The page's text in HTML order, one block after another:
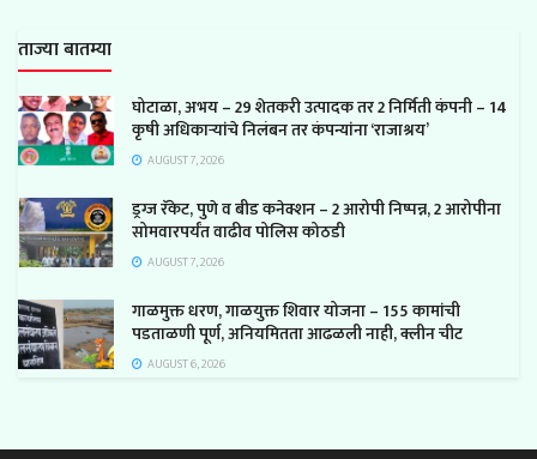
ताज्या बातम्या
घोटाळा, अभय – 29 शेतकरी उत्पादक तर 2 निर्मिती कंपनी – 14
कृषी अधिकाऱ्यांचे निलंबन तर कंपन्यांना ‘राजाश्रय’
AUGUST 7, 2026
ड्रग्ज रॅकेट, पुणे व बीड कनेक्शन – 2 आरोपी निष्पन्न, 2 आरोपीना
सोमवारपर्यंत वाढीव पोलिस कोठडी
AUGUST 7, 2026
गाळमुक्त धरण, गाळयुक्त शिवार योजना – 155 कामांची
पडताळणी पूर्ण, अनियमितता आढळली नाही, क्लीन चीट
AUGUST 6, 2026